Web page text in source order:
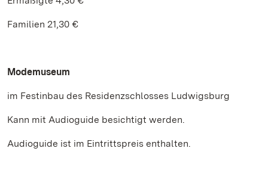
Familien 21,30 €
Modemuseum
im Festinbau des Residenzschlosses Ludwigsburg
Kann mit Audioguide besichtigt werden.
Audioguide ist im Eintrittspreis enthalten.